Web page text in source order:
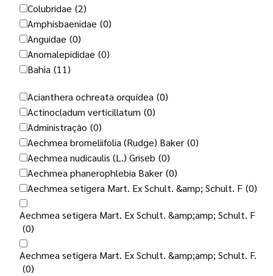
Colubridae (2)
Amphisbaenidae (0)
Anguidae (0)
Anomalepididae (0)
Bahia (11)
Acianthera ochreata orquídea (0)
Actinocladum verticillatum (0)
Administração (0)
Aechmea bromeliifolia (Rudge) Baker (0)
Aechmea nudicaulis (L.) Griseb (0)
Aechmea phanerophlebia Baker (0)
Aechmea setigera Mart. Ex Schult. &amp; Schult. F (0)
Aechmea setigera Mart. Ex Schult. &amp;amp; Schult. F
(0)
Aechmea setigera Mart. Ex Schult. &amp;amp; Schult. F.
(0)